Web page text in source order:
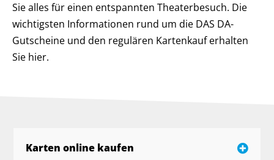
Sie alles für einen entspannten Theaterbesuch. Die
wichtigsten Informationen rund um die DAS DA-
Gutscheine und den regulären Kartenkauf erhalten
Sie hier.
Karten online kaufen